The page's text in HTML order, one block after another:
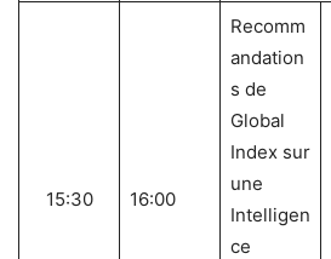
15:30 16:00
Recomm
andation
s de
Global
Index sur
une
Intelligen
ce